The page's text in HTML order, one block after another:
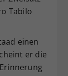
Tabilo
einen
er die